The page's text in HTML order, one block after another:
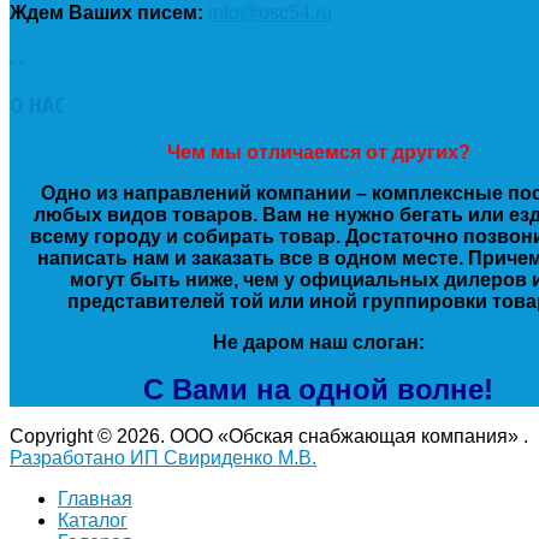
Ждем Ваших писем:
Чем мы отличаемся от других?
Одно из направлений компании – комплексные
любых видов товаров. Вам не нужно бегать или
всему городу и собирать товар. Достаточно
написать нам и заказать все в одном месте.
могут быть ниже, чем у официальных дилеров
представителей той или иной группировки
Не даром наш слоган:
С Вами на одной волне!
Copyright © 2026. ООО «Обская снабжающая компания» .
Разработано ИП Свириденко М.В.
Главная
Каталог